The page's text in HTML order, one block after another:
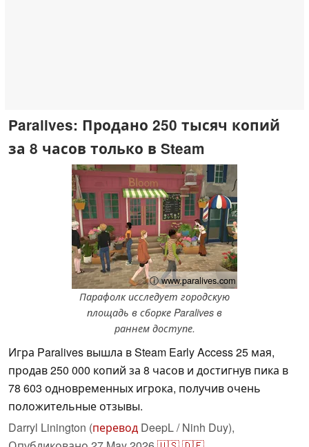
Paralives: Продано 250 тысяч копий
за 8 часов только в Steam
ⓘ www.paralives.com
Парафолк исследует городскую
площадь в сборке Paralives в
раннем доступе.
Игра Paralives вышла в Steam Early Access 25 мая,
продав 250 000 копий за 8 часов и достигнув пика в
78 603 одновременных игрока, получив очень
положительные отзывы.
Darryl Linington (перевод DeepL / Ninh Duy),